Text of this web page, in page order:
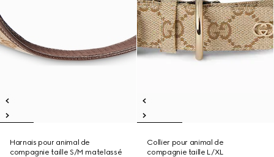
Harnais pour animal de
compagnie taille S/M matelassé
Collier pour animal de
compagnie taille L/XL